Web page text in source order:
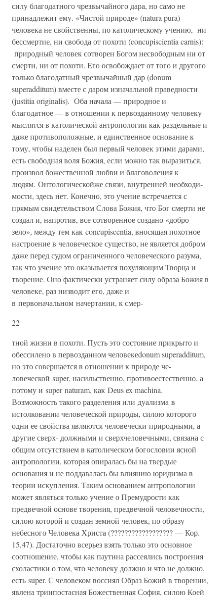
силу благодатного чрез­вычайного дара, но само не
принадлежит ему. «Чистой природе» (natura pura)
человека не свойственны, по католическому учению, ни
бессмертие, ни свобода от похоти (concupiscientia carnis):
при­родный человек сотворен Богом несвободным ни от
смерти, ни от похоти. Его освобождает от того и другого
только благодатный чрезвычайный дар (donum
superadditum) вместе с даром изначал­ьной праведности
(justitia originalis). Оба начала — природное и
благодатное — в отношении к первозданному человеку
мыслятся в католической антропологии как раздельные и
даже противопо­ложные, и единственное основание к
тому, чтобы наделен был первый человек этими дарами,
есть свободная воля Божия, если можно так выразиться,
произвол божественной любви и благово­ления к
людям. Онтологическойже связи, внутренней необходи­
мости, здесь нет. Конечно, это учение встречается с
прямым свидетельством Слова Божия, что Бог смерти не
создал и, напро­тив, все сотворенное создано «добро
зело», между тем как concupiscentia, вносящая похотное
настроение в человеческое существо, не является добром
даже перед судом ограниченного че­ловеческого разума,
так что учение это оказывается похуляющим Творца и
творение. Оно фактически устраняет силу образа Божия в
человеке, раз низводит его, даже и
в первоначальном начерта­нии, к смер-
22
тной жизни в похоти. Пусть это состояние прикрыто и
обессилено в первозданном человекеdonum superadditum,
но это совершается в отношении к природе че­
ловеческой super, насильственно, противоестественно, а
потому и super naturam, как Deus ex machina.
Возможность такого разделения или дуализ­ма в
истолковании человеческой природы, силою которого
одни ее свойства являются человечески-природными, а
другие сверх- должными и сверхчеловечными, связана с
общим отсутствием в католическом богословии ясной
антропологии, которая опира­лась бы на твердые
основания и не поддавалась бы влиянию юридизма в
теории искупления. Таким основанием антропологии
может являться только учение о Премудрости как
предвечной ос­нове творения, предвечной человечности,
силою которой и соз­дан земной человек, по образу
небесного Человека Христа (?????????????????? — Кор.
15,47). Достаточно всерьез взять только это основное
соотношение, чтобы как пау­тина рассеялись построения
схоластики о том, что человеку долж­но и что не должно,
есть super. С человеком воссиял Образ Божий в творении,
явлена триипостасная Божественная София, силою Коей